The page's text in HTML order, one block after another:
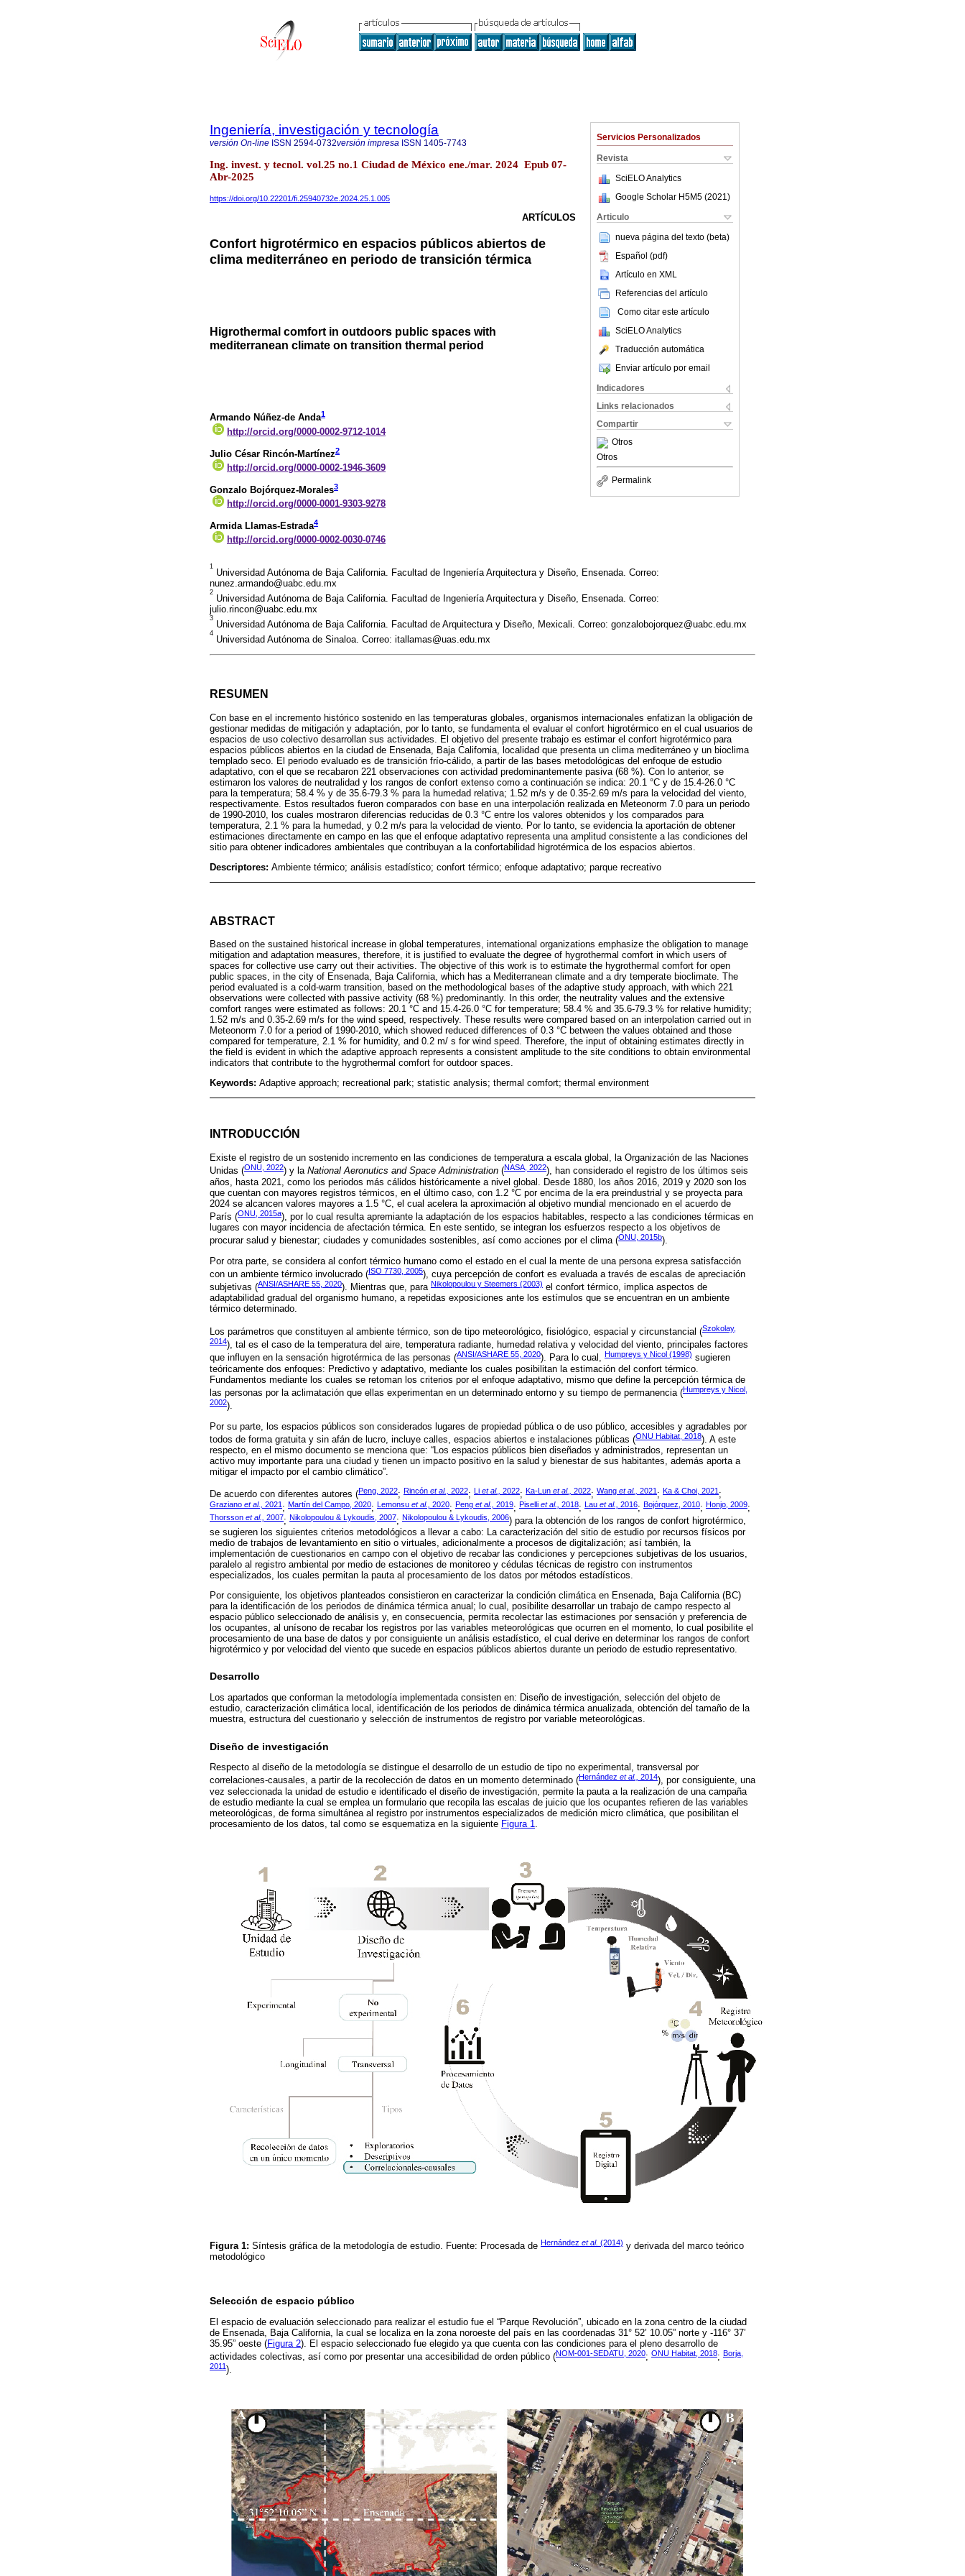
Servicios Personalizados
Revista
SciELO Analytics
Google Scholar H5M5 (2021 )
Articulo
nueva página del texto (beta)
Español (pdf)
Artículo en XML
Referencias del artículo
Como citar este artículo
SciELO Analytics
Traducción automática
Enviar artículo por email
Indicadores
Links relacionados
Compartir
Otros
Otros
Permalink
Ingeniería, investigación y tecnología
versión On-line ISSN 2594-0732versión impresa ISSN 1405-7743
Ing. invest. y tecnol. vol.25 no.1 Ciudad de México ene./mar. 2024 Epub 07-
Abr-2025
https://doi.org/10.22201/fi.25940732e.2024.25.1.005
ARTÍCULOS
Confort higrotérmico en espacios públicos abiertos de
clima mediterráneo en periodo de transición térmica
Higrothermal comfort in outdoors public spaces with
mediterranean climate on transition thermal period
Armando Núñez-de Anda1
http://orcid.org/0000-0002-9712-1014
Julio César Rincón-Martínez2
http://orcid.org/0000-0002-1946-3609
Gonzalo Bojórquez-Morales3
http://orcid.org/0000-0001-9303-9278
Armida Llamas-Estrada4
http://orcid.org/0000-0002-0030-0746
1
Universidad Autónoma de Baja California. Facultad de Ingeniería Arquitectura y Diseño, Ensenada. Correo:
nunez.armando@uabc.edu.mx
2
Universidad Autónoma de Baja California. Facultad de Ingeniería Arquitectura y Diseño, Ensenada. Correo:
julio.rincon@uabc.edu.mx
3
Universidad Autónoma de Baja California. Facultad de Arquitectura y Diseño, Mexicali. Correo: gonzalobojorquez@uabc.edu.mx
4
Universidad Autónoma de Sinaloa. Correo: itallamas@uas.edu.mx
RESUMEN
Con base en el incremento histórico sostenido en las temperaturas globales, organismos internacionales enfatizan la obligación de
gestionar medidas de mitigación y adaptación, por lo tanto, se fundamenta el evaluar el confort higrotérmico en el cual usuarios de
espacios de uso colectivo desarrollan sus actividades. El objetivo del presente trabajo es estimar el confort higrotérmico para
espacios públicos abiertos en la ciudad de Ensenada, Baja California, localidad que presenta un clima mediterráneo y un bioclima
templado seco. El periodo evaluado es de transición frío-cálido, a partir de las bases metodológicas del enfoque de estudio
adaptativo, con el que se recabaron 221 observaciones con actividad predominantemente pasiva (68 %). Con lo anterior, se
estimaron los valores de neutralidad y los rangos de confort extenso como a continuación se indica: 20.1 °C y de 15.4-26.0 °C
para la temperatura; 58.4 % y de 35.6-79.3 % para la humedad relativa; 1.52 m/s y de 0.35-2.69 m/s para la velocidad del viento,
respectivamente. Estos resultados fueron comparados con base en una interpolación realizada en Meteonorm 7.0 para un periodo
de 1990-2010, los cuales mostraron diferencias reducidas de 0.3 °C entre los valores obtenidos y los comparados para
temperatura, 2.1 % para la humedad, y 0.2 m/s para la velocidad de viento. Por lo tanto, se evidencia la aportación de obtener
estimaciones directamente en campo en las que el enfoque adaptativo representa una amplitud consistente a las condiciones del
sitio para obtener indicadores ambientales que contribuyan a la confortabilidad higrotérmica de los espacios abiertos.
Descriptores: Ambiente térmico; análisis estadístico; confort térmico; enfoque adaptativo; parque recreativo
ABSTRACT
Based on the sustained historical increase in global temperatures, international organizations emphasize the obligation to manage
mitigation and adaptation measures, therefore, it is justified to evaluate the degree of hygrothermal comfort in which users of
spaces for collective use carry out their activities. The objective of this work is to estimate the hygrothermal comfort for open
public spaces, in the city of Ensenada, Baja California, which has a Mediterranean climate and a dry temperate bioclimate. The
period evaluated is a cold-warm transition, based on the methodological bases of the adaptive study approach, with which 221
observations were collected with passive activity (68 %) predominantly. In this order, the neutrality values and the extensive
comfort ranges were estimated as follows: 20.1 °C and 15.4-26.0 °C for temperature; 58.4 % and 35.6-79.3 % for relative humidity;
1.52 m/s and 0.35-2.69 m/s for the wind speed, respectively. These results were compared based on an interpolation carried out in
Meteonorm 7.0 for a period of 1990-2010, which showed reduced differences of 0.3 °C between the values obtained and those
compared for temperature, 2.1 % for humidity, and 0.2 m/ s for wind speed. Therefore, the input of obtaining estimates directly in
the field is evident in which the adaptive approach represents a consistent amplitude to the site conditions to obtain environmental
indicators that contribute to the hygrothermal comfort for outdoor spaces.
Keywords: Adaptive approach; recreational park; statistic analysis; thermal comfort; thermal environment
INTRODUCCIÓN
Existe el registro de un sostenido incremento en las condiciones de temperatura a escala global, la Organización de las Naciones
Unidas (ONU, 2022) y la National Aeronutics and Space Administration (NASA, 2022), han considerado el registro de los últimos seis
años, hasta 2021, como los periodos más cálidos históricamente a nivel global. Desde 1880, los años 2016, 2019 y 2020 son los
que cuentan con mayores registros térmicos, en el último caso, con 1.2 °C por encima de la era preindustrial y se proyecta para
2024 se alcancen valores mayores a 1.5 °C, el cual acelera la aproximación al objetivo mundial mencionado en el acuerdo de
París (ONU, 2015a), por lo cual resulta apremiante la adaptación de los espacios habitables, respecto a las condiciones térmicas en
lugares con mayor incidencia de afectación térmica. En este sentido, se integran los esfuerzos respecto a los objetivos de
procurar salud y bienestar; ciudades y comunidades sostenibles, así como acciones por el clima (ONU, 2015b).
Por otra parte, se considera al confort térmico humano como el estado en el cual la mente de una persona expresa satisfacción
con un ambiente térmico involucrado (ISO 7730, 2005), cuya percepción de confort es evaluada a través de escalas de apreciación
subjetivas (ANSI/ASHARE 55, 2020). Mientras que, para Nikolopoulou y Steemers (2003) el confort térmico, implica aspectos de
adaptabilidad gradual del organismo humano, a repetidas exposiciones ante los estímulos que se encuentran en un ambiente
térmico determinado.
Los parámetros que constituyen al ambiente térmico, son de tipo meteorológico, fisiológico, espacial y circunstancial (Szokolay,
2014), tal es el caso de la temperatura del aire, temperatura radiante, humedad relativa y velocidad del viento, principales factores
que influyen en la sensación higrotérmica de las personas (ANSI/ASHARE 55, 2020). Para lo cual, Humpreys y Nicol (1998) sugieren
teóricamente dos enfoques: Predictivo y adaptativo, mediante los cuales posibilitan la estimación del confort térmico.
Fundamentos mediante los cuales se retoman los criterios por el enfoque adaptativo, mismo que define la percepción térmica de
las personas por la aclimatación que ellas experimentan en un determinado entorno y su tiempo de permanencia (Humpreys y Nicol,
2002).
Por su parte, los espacios públicos son considerados lugares de propiedad pública o de uso público, accesibles y agradables por
todos de forma gratuita y sin afán de lucro, incluye calles, espacios abiertos e instalaciones públicas (ONU Habitat, 2018). A este
respecto, en el mismo documento se menciona que: “Los espacios públicos bien diseñados y administrados, representan un
activo muy importante para una ciudad y tienen un impacto positivo en la salud y bienestar de sus habitantes, además aporta a
mitigar el impacto por el cambio climático”.
De acuerdo con diferentes autores (Peng, 2022; Rincón et al., 2022; Li et al., 2022; Ka-Lun et al., 2022; Wang et al., 2021 ; Ka & Choi, 2021 ;
Graziano et al., 2021 ; Martín del Campo, 2020; Lemonsu et al., 2020; Peng et al., 2019; Piselli et al., 2018; Lau et al., 2016; Bojórquez, 2010; Honjo, 2009;
Thorsson et al., 2007; Nikolopoulou & Lykoudis, 2007; Nikolopoulou & Lykoudis, 2006) para la obtención de los rangos de confort higrotérmico,
se sugieren los siguientes criterios metodológicos a llevar a cabo: La caracterización del sitio de estudio por recursos físicos por
medio de trabajos de levantamiento en sitio o virtuales, adicionalmente a procesos de digitalización; así también, la
implementación de cuestionarios en campo con el objetivo de recabar las condiciones y percepciones subjetivas de los usuarios,
paralelo al registro ambiental por medio de estaciones de monitoreo y cédulas técnicas de registro con instrumentos
especializados, los cuales permitan la pauta al procesamiento de los datos por métodos estadísticos.
Por consiguiente, los objetivos planteados consistieron en caracterizar la condición climática en Ensenada, Baja California (BC)
para la identificación de los periodos de dinámica térmica anual; lo cual, posibilite desarrollar un trabajo de campo respecto al
espacio público seleccionado de análisis y, en consecuencia, permita recolectar las estimaciones por sensación y preferencia de
los ocupantes, al unísono de recabar los registros por las variables meteorológicas que ocurren en el momento, lo cual posibilite el
procesamiento de una base de datos y por consiguiente un análisis estadístico, el cual derive en determinar los rangos de confort
higrotérmico y por velocidad del viento que sucede en espacios públicos abiertos durante un periodo de estudio representativo.
Desarrollo
Los apartados que conforman la metodología implementada consisten en: Diseño de investigación, selección del objeto de
estudio, caracterización climática local, identificación de los periodos de dinámica térmica anualizada, obtención del tamaño de la
muestra, estructura del cuestionario y selección de instrumentos de registro por variable meteorológicas.
Diseño de investigación
Respecto al diseño de la metodología se distingue el desarrollo de un estudio de tipo no experimental, transversal por
correlaciones-causales, a partir de la recolección de datos en un momento determinado (Hernández et al., 2014), por consiguiente, una
vez seleccionada la unidad de estudio e identificado el diseño de investigación, permite la pauta a la realización de una campaña
de estudio mediante la cual se emplea un formulario que recopila las escalas de juicio que los ocupantes refieren de las variables
meteorológicas, de forma simultánea al registro por instrumentos especializados de medición micro climática, que posibilitan el
procesamiento de los datos, tal como se esquematiza en la siguiente Figura 1
Figura 1: Síntesis gráfica de la metodología de estudio. Fuente: Procesada de Hernández et al. (2014) y derivada del marco teórico
metodológico
Selección de espacio público
El espacio de evaluación seleccionado para realizar el estudio fue el “Parque Revolución”, ubicado en la zona centro de la ciudad
de Ensenada, Baja California, la cual se localiza en la zona noroeste del país en las coordenadas 31° 52’ 10.05” norte y -116° 37’
35.95” oeste (Figura 2). El espacio seleccionado fue elegido ya que cuenta con las condiciones para el pleno desarrollo de
actividades colectivas, así como por presentar una accesibilidad de orden público (NOM-001-SEDATU, 2020; ONU Habitat, 2018; Borja,
2011).